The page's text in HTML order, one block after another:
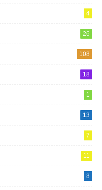
4
26
108
18
1
13
7
11
8